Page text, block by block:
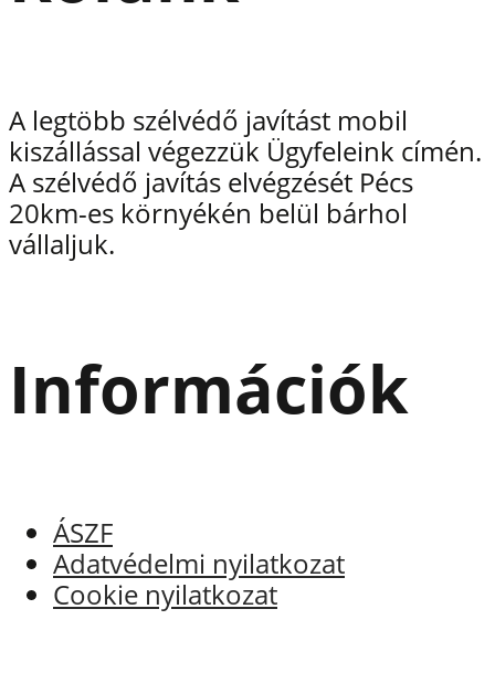
A legtöbb szélvédő javítást mobil
kiszállással végezzük Ügyfeleink címén.
A szélvédő javítás elvégzését Pécs
20km-es környékén belül bárhol
vállaljuk.
Információk
ÁSZF
Adatvédelmi nyilatkozat
Cookie nyilatkozat